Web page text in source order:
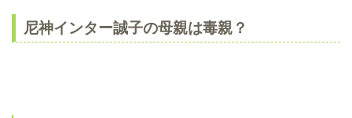
尼神インター誠子の母親は毒親？